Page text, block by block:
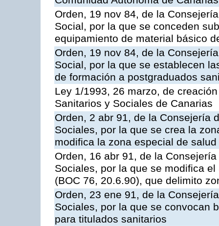
Orden, 19 nov 84, de la
Social, por la que se conceden
equipamiento de material básico
Orden, 19 nov 84, de la
Social, por la que se establecen
de formación a postgraduados
Ley 1/1993, 26 marzo, de
Sanitarios y Sociales de Canarias
Orden, 2 abr 91, de la Consejería
Sociales, por la que se crea la
modifica la zona especial de
Orden, 16 abr 91, de la
Sociales, por la que se modifica
(BOC 76, 20.6.90), que delimito
Orden, 23 ene 91, de la
Sociales, por la que se convocan
para titulados sanitarios